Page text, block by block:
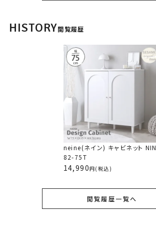
HISTORY閲覧履歴
neine(ネイン) キャビネット NIN
82-75T
14,990 (税込)
閲覧履歴一覧へ